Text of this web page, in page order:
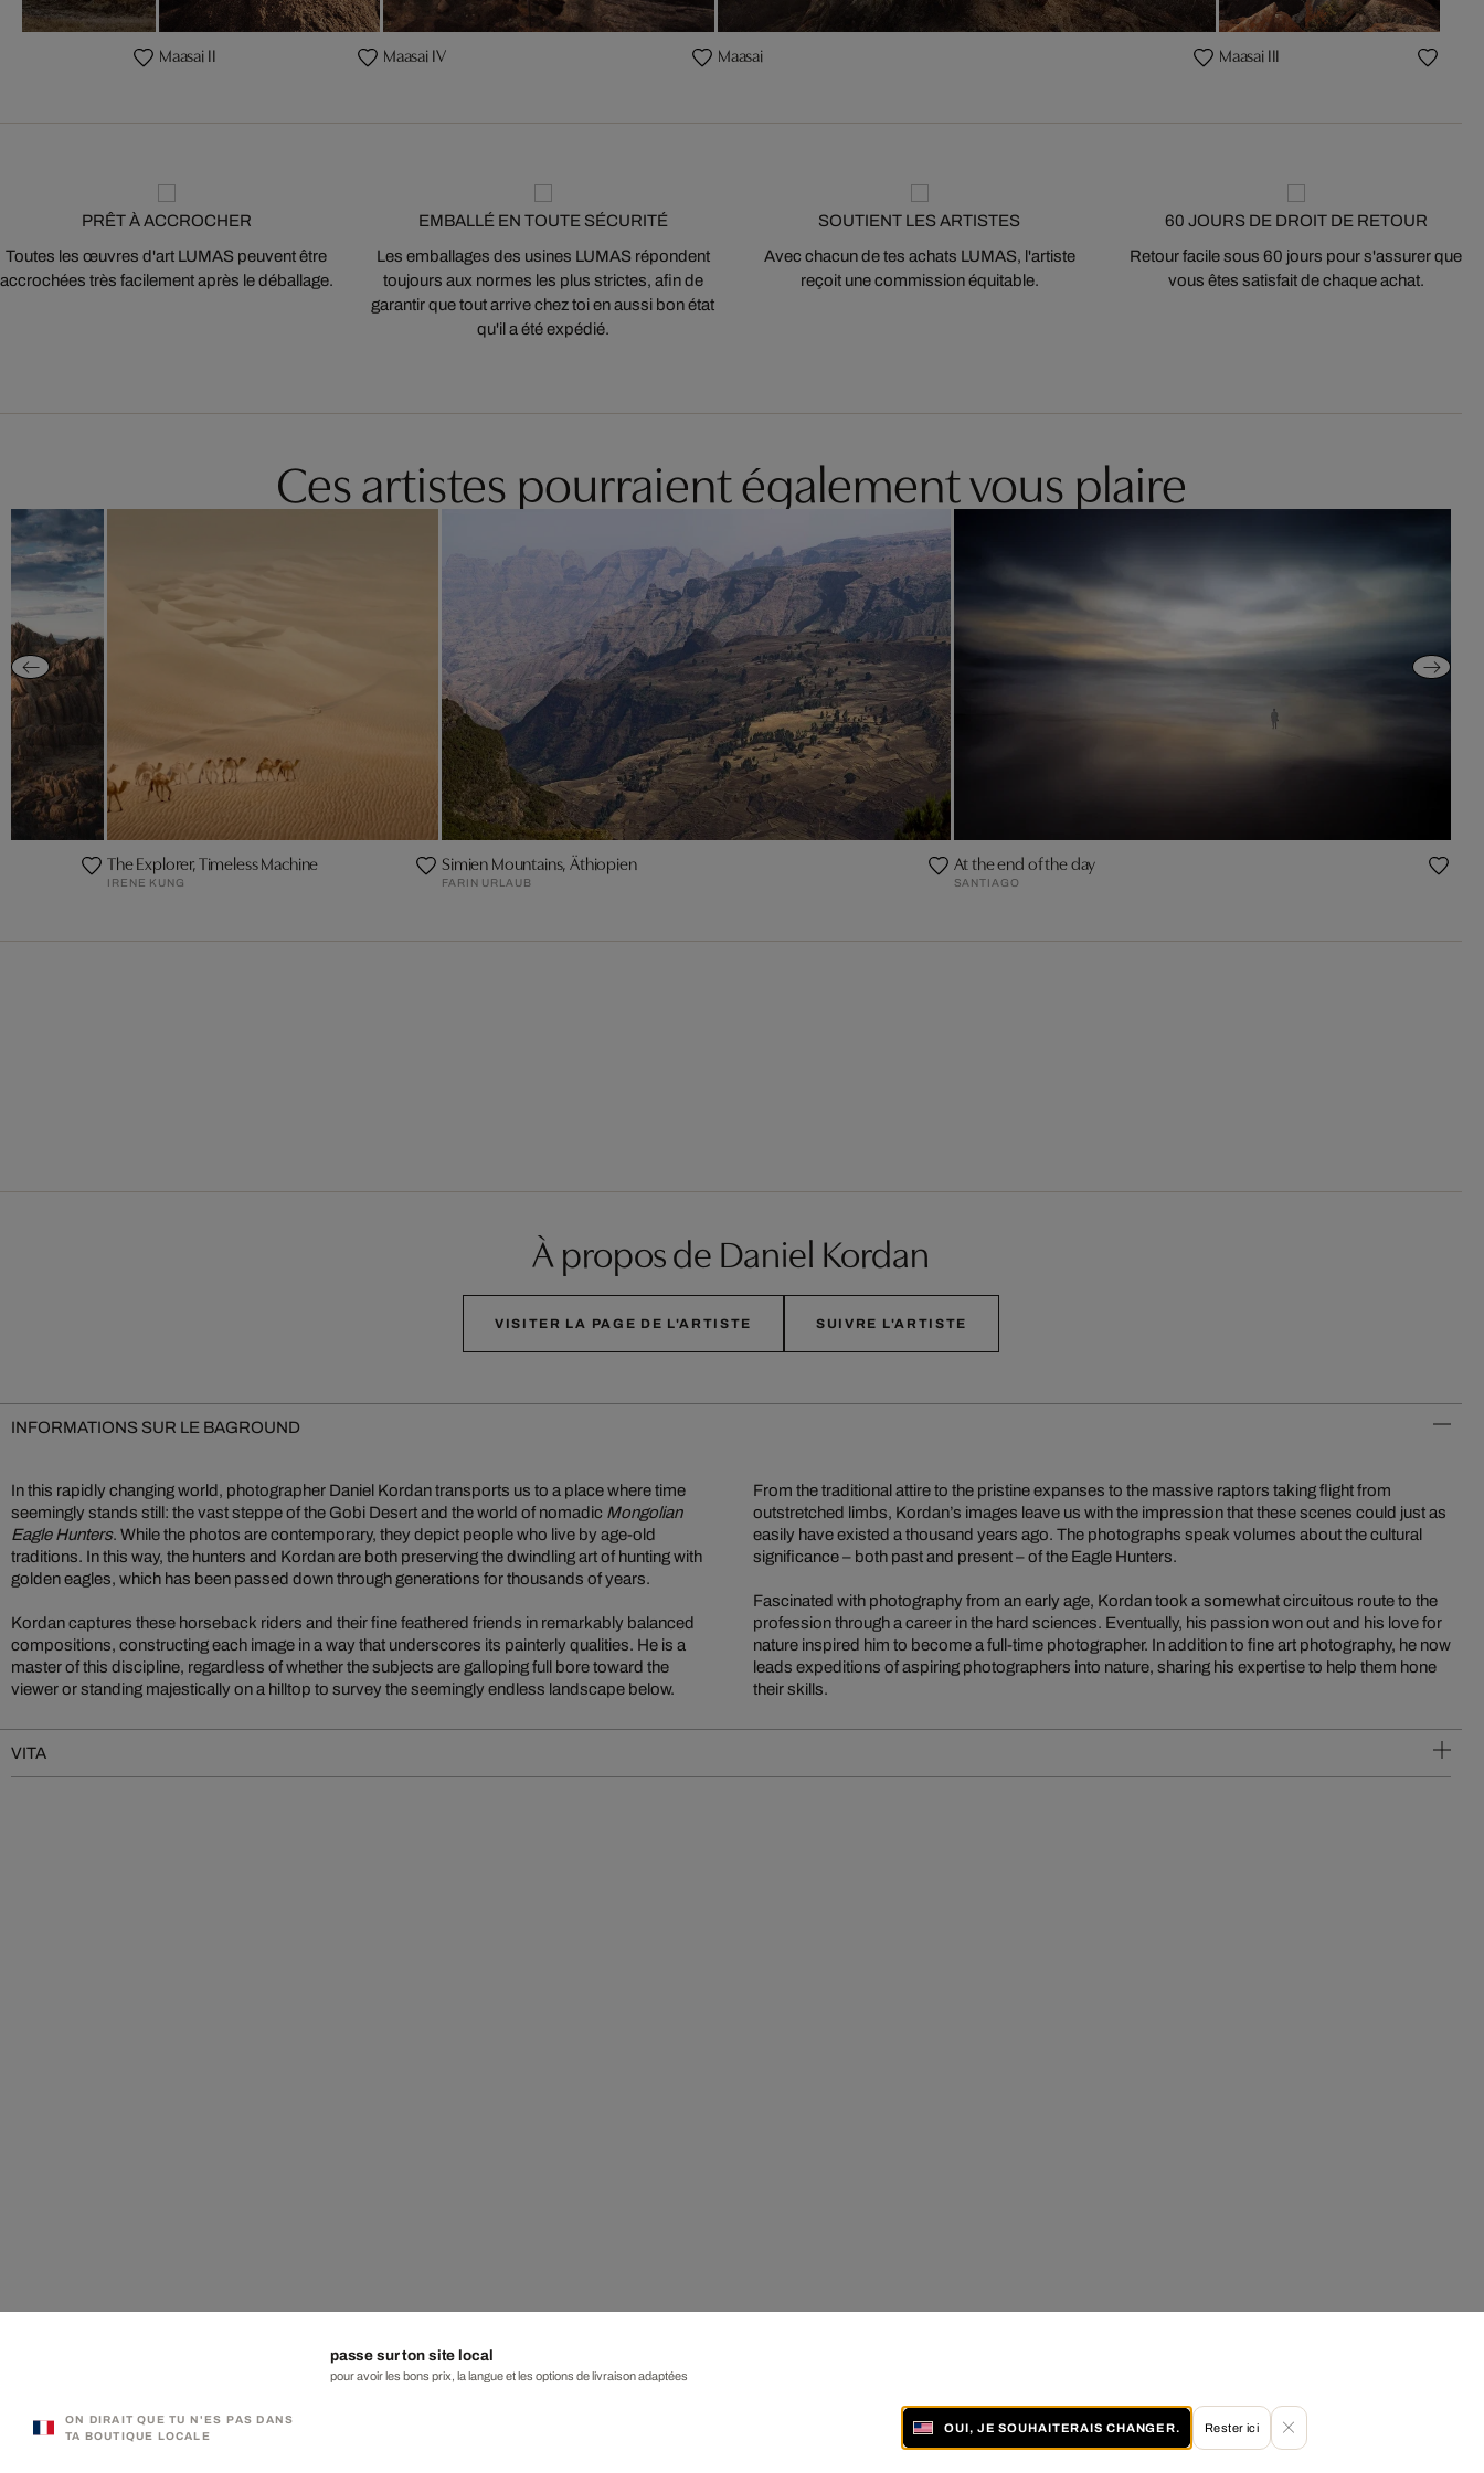
Maasai II Maasai IV Maasai Maasai III
PRÊT À ACCROCHER
Toutes les œuvres d'art LUMAS peuvent être
accrochées très facilement après le déballage.
EMBALLÉ EN TOUTE SÉCURITÉ
Les emballages des usines LUMAS répondent
toujours aux normes les plus strictes, afin de
garantir que tout arrive chez toi en aussi bon état
qu'il a été expédié.
SOUTIENT LES ARTISTES
Avec chacun de tes achats LUMAS, l'artiste
reçoit une commission équitable.
60 JOURS DE DROIT DE RETOUR
Retour facile sous 60 jours pour s'assurer que
vous êtes satisfait de chaque achat.
Ces artistes pourraient également vous plaire
The Explorer, Timeless Machine
IRENE KUNG
Simien Mountains, Äthiopien
FARIN URLAUB
At the end of the day
SANTIAGO
À propos de Daniel Kordan
VISITER LA PAGE DE L'ARTISTE SUIVRE L'ARTISTE
INFORMATIONS SUR LE BAGROUND
In this rapidly changing world, photographer Daniel Kordan transports us to a place where time
seemingly stands still: the vast steppe of the Gobi Desert and the world of nomadic Mongolian
Eagle Hunters. While the photos are contemporary, they depict people who live by age-old
traditions. In this way, the hunters and Kordan are both preserving the dwindling art of hunting with
golden eagles, which has been passed down through generations for thousands of years.
Kordan captures these horseback riders and their fine feathered friends in remarkably balanced
compositions, constructing each image in a way that underscores its painterly qualities. He is a
master of this discipline, regardless of whether the subjects are galloping full bore toward the
viewer or standing majestically on a hilltop to survey the seemingly endless landscape below.
From the traditional attire to the pristine expanses to the massive raptors taking flight from
outstretched limbs, Kordan’s images leave us with the impression that these scenes could just as
easily have existed a thousand years ago. The photographs speak volumes about the cultural
significance – both past and present – of the Eagle Hunters.
Fascinated with photography from an early age, Kordan took a somewhat circuitous route to the
profession through a career in the hard sciences. Eventually, his passion won out and his love for
nature inspired him to become a full-time photographer. In addition to fine art photography, he now
leads expeditions of aspiring photographers into nature, sharing his expertise to help them hone
their skills.
VITA
ON DIRAIT QUE TU N'ES PAS DANS
TA BOUTIQUE LOCALE
passe sur ton site local
pour avoir les bons prix, la langue et les options de livraison adaptées
OUI, JE SOUHAITERAIS CHANGER. Rester ici